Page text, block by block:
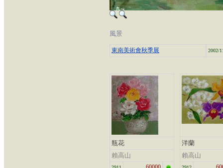
風景
東南美術會秋季展 2002/
瓶花
賴高山
洋蘭
賴高山